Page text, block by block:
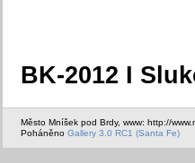
BK-2012 I
Město Mníšek pod Brdy, www: http://
Poháněno Gallery 3.0 RC1 (Santa Fe)